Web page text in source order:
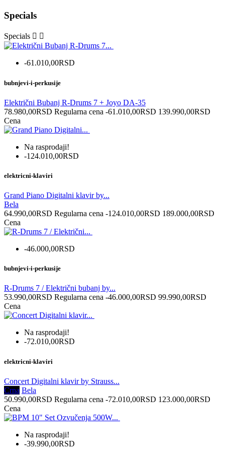
Specials
Specials  
-61.010,00RSD
bubnjevi-i-perkusije
Električni Bubanj R-Drums 7 + Joyo DA-35
78.980,00RSD Regularna cena -61.010,00RSD 139.990,00RSD
Cena
Na rasprodaji!
-124.010,00RSD
elektricni-klaviri
Grand Piano Digitalni klavir by...
Bela
64.990,00RSD Regularna cena -124.010,00RSD 189.000,00RSD
Cena
-46.000,00RSD
bubnjevi-i-perkusije
R-Drums 7 / Električni bubanj by...
53.990,00RSD Regularna cena -46.000,00RSD 99.990,00RSD
Cena
Na rasprodaji!
-72.010,00RSD
elektricni-klaviri
Concert Digitalni klavir by Strauss...
Crna Bela
50.990,00RSD Regularna cena -72.010,00RSD 123.000,00RSD
Cena
Na rasprodaji!
-39.990,00RSD